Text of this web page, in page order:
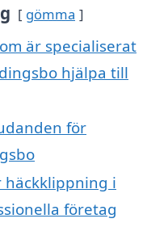
gömma
är specialiserat
hjälpa till
för
häckklippning i
företag